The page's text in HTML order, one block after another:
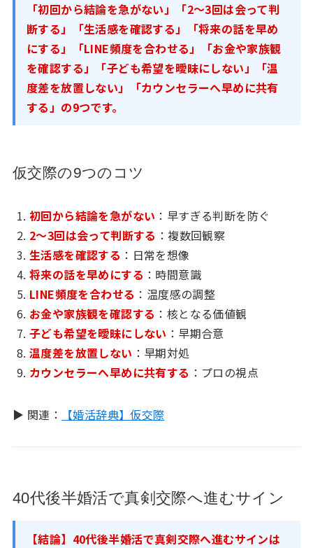
「初回から結論を急がない」「2〜3回は会って判
断する」「生活感を確認する」「将来の話を早め
にする」「LINE頻度を合わせる」「お金や家族観
を確認する」「子ども希望を曖昧にしない」「温
度差を放置しない」「カウンセラーへ早めに共有
する」の9つです。
仮交際の9つのコツ
初回から結論を急がない ：早すぎる判断を防ぐ
2〜3回は会って判断する ：複数回観察
生活感を確認する ：日常を想像
将来の話を早めにする ：時間意識
LINE頻度を合わせる ：温度感の調整
お金や家族観を確認する ：核となる価値観
子ども希望を曖昧にしない ：早期合意
温度差を放置しない ：早期対処
カウンセラーへ早めに共有する ：プロの視点
▶ 関連： 【婚活辞典】仮交際
40代後半婚活で真剣交際へ進むサイン
【結論】40代後半婚活で真剣交際へ進むサインは